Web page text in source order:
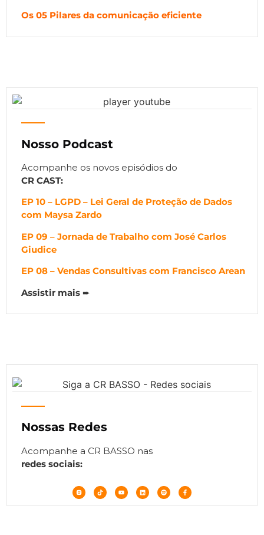
Os 05 Pilares da comunicação eficiente
Nosso Podcast
Acompanhe os novos episódios do
CR CAST:
EP 10 – LGPD – Lei Geral de Proteção de Dados
com Maysa Zardo
EP 09 – Jornada de Trabalho com José Carlos
Giudice
EP 08 – Vendas Consultivas com Francisco Arean
Assistir mais ➨
Nossas Redes
Acompanhe a CR BASSO nas
redes sociais: